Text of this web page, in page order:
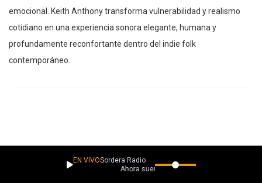
emocional. Keith Anthony transforma vulnerabilidad y realismo
cotidiano en una experiencia sonora elegante, humana y
profundamente reconfortante dentro del indie folk
contemporáneo.
EN VIVOSordera Radio
Ahora suena